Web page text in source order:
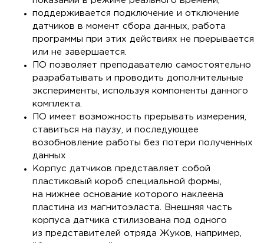
поддерживается подключение и отключение
датчиков в момент сбора данных, работа
программы при этих действиях не прерывается
или не завершается.
ПО позволяет преподавателю самостоятельно
разрабатывать и проводить дополнительные
эксперименты, используя компоненты данного
комплекта.
ПО имеет возможность прерывать измерения,
ставиться на паузу, и последующее
возобновление работы без потери полученных
данных
Корпус датчиков представляет собой
пластиковый короб специальной формы,
на нижнее основание которого наклеена
пластина из магнитоэласта. Внешняя часть
корпуса датчика стилизована под одного
из представителей отряда Жуков, например,